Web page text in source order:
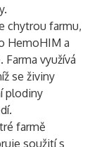
chytrou farmu,
HemoHIM a
využívá
se živiny
plodiny
farmě
soužití s